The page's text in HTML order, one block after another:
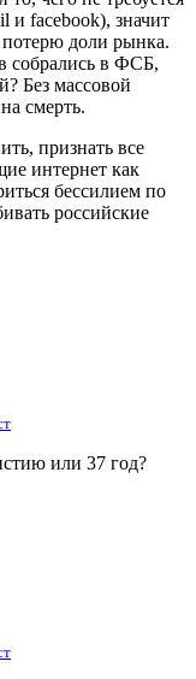
и facebook), значит
потерю доли рынка.
собрались в ФСБ,
Без массовой
смерть.
признать все
интернет как
бессилием по
российские
или 37 год?